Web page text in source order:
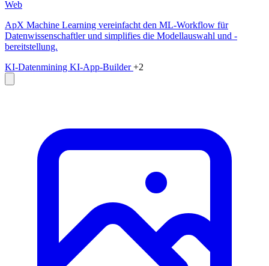
Web
ApX Machine Learning vereinfacht den ML-Workflow für
Datenwissenschaftler und simplifies die Modellauswahl und -
bereitstellung.
KI-Datenmining KI-App-Builder+2